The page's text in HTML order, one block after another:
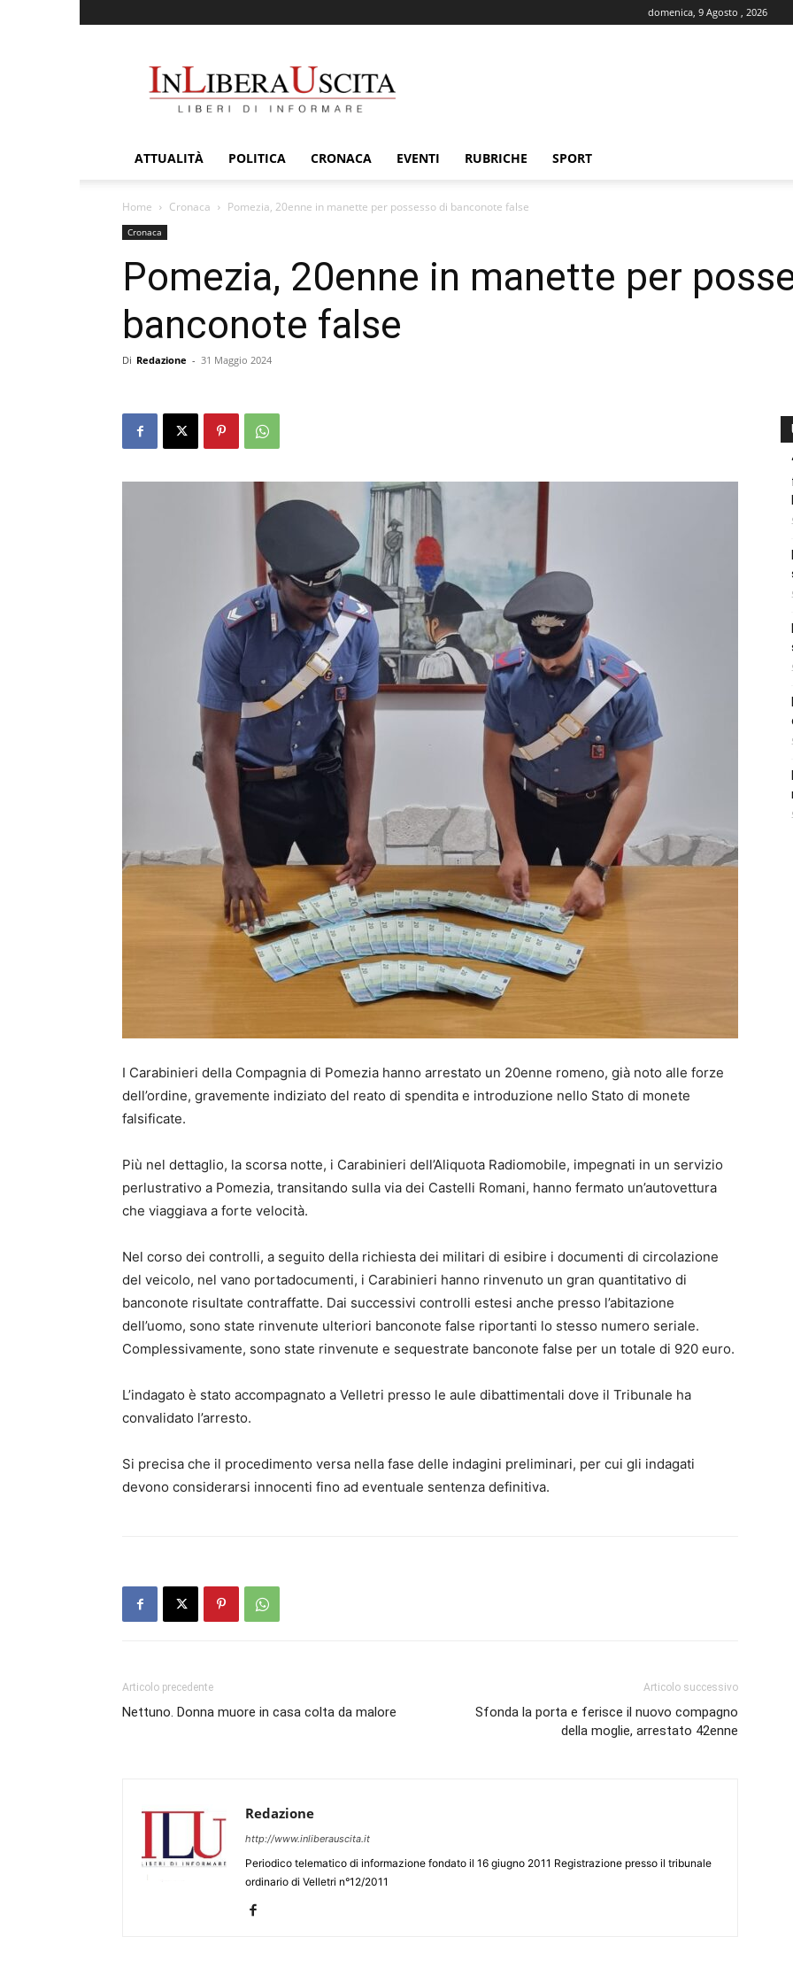
domenica, 9 Agosto , 2026
ATTUALITÀ POLITICA CRONACA EVENTI RUBRICHE SPORT
Home Cronaca Pomezia, 20enne in manette per possesso di banconote false
Cronaca
Pomezia, 20enne in manette per
banconote false
Di Redazione - 31 Maggio 2024
I Carabinieri della Compagnia di Pomezia hanno arrestato un 20enne romeno, già noto alle forze
dell’ordine, gravemente indiziato del reato di spendita e introduzione nello Stato di monete
falsificate.
Più nel dettaglio, la scorsa notte, i Carabinieri dell’Aliquota Radiomobile, impegnati in un servizio
perlustrativo a Pomezia, transitando sulla via dei Castelli Romani, hanno fermato un’autovettura
che viaggiava a forte velocità.
Nel corso dei controlli, a seguito della richiesta dei militari di esibire i documenti di circolazione
del veicolo, nel vano portadocumenti, i Carabinieri hanno rinvenuto un gran quantitativo di
banconote risultate contraffatte. Dai successivi controlli estesi anche presso l’abitazione
dell’uomo, sono state rinvenute ulteriori banconote false riportanti lo stesso numero seriale.
Complessivamente, sono state rinvenute e sequestrate banconote false per un totale di 920 euro.
L’indagato è stato accompagnato a Velletri presso le aule dibattimentali dove il Tribunale ha
convalidato l’arresto.
Si precisa che il procedimento versa nella fase delle indagini preliminari, per cui gli indagati
devono considerarsi innocenti fino ad eventuale sentenza definitiva.
Articolo precedente
Nettuno. Donna muore in casa colta da malore
Articolo successivo
Sfonda la porta e ferisce il nuovo compagno
della moglie, arrestato 42enne
Redazione
http://www.inliberauscita.it
Periodico telematico di informazione fondato il 16 giugno 2011 Registrazione presso il tribunale
ordinario di Velletri n°12/2011